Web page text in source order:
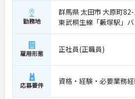
勤務地
群馬県 太田市 大原町
東武桐生線「藪塚駅」
雇用形態 正社員(正職員)
応募要件 資格・経験・必要業務